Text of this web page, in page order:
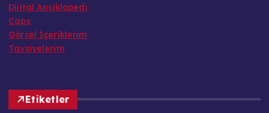
Dijital Ansiklopedi
Caps
Görsel İçeriklerim
Tavsiyelerim
Etiketler